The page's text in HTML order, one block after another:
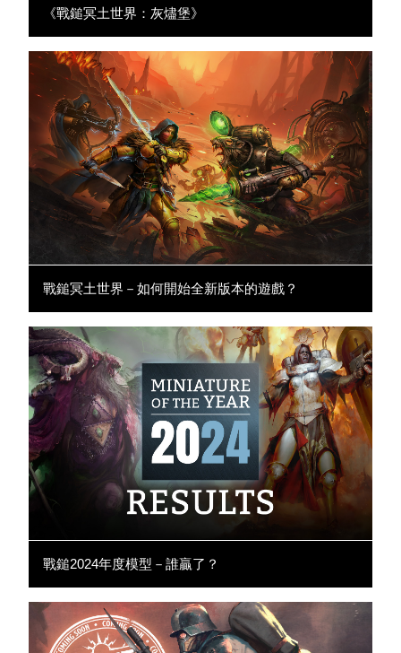
《戰鎚冥土世界：灰燼堡》
戰鎚冥土世界－如何開始全新版本的遊戲？
戰鎚2024年度模型－誰贏了？